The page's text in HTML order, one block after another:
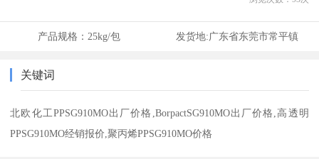
产品规格： 25kg/包 发货地:广东省东莞市常平镇
关键词
北欧化工PPSG910MO出厂价格,BorpactSG910MO出厂价格,高透明
PPSG910MO经销报价,聚丙烯PPSG910MO价格